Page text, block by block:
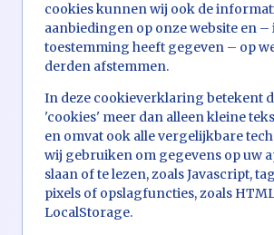
cookies kunnen wij ook de
aanbiedingen op onze website en –
toestemming heeft gegeven – op
derden afstemmen.
In deze cookieverklaring betekent
'cookies' meer dan alleen kleine
en omvat ook alle vergelijkbare
wij gebruiken om gegevens op uw
slaan of te lezen, zoals Javascript,
pixels of opslagfuncties, zoals
LocalStorage.